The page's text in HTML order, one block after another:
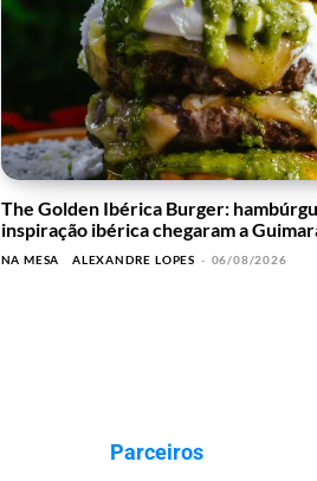
The Golden Ibérica Burger:
inspiração ibérica chegaram a
NA MESA ALEXANDRE LOPES - 06/08/2026
Parceiros